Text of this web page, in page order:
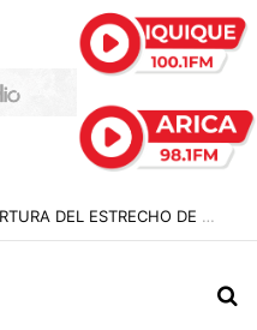
IRÁN CONDICIONA LA REAPERTURA DEL ESTRECHO DE ORMUZ Y EXIGE A ESTADOS UNIDOS EL FIN DEL BLOQUEO Y REPARACIONES DE GUERRA